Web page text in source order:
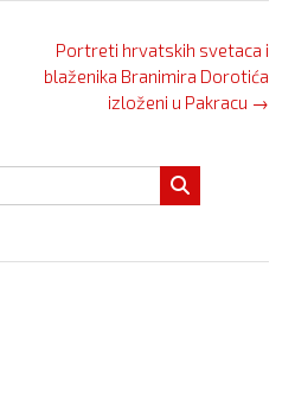
Portreti hrvatskih svetaca i
blaženika Branimira Dorotića
izloženi u Pakracu →